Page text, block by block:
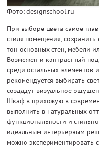
Фото: designschool.ru
При выборе цвета самое
стиля помещения,
тон основных стен, мебели
Возможен и контрастный
среди остальных элементов
рекомендуется выбирать
создадут визуальное
Шкаф в прихожую в
выполнить в натуральных
функциональности и
идеальным интерьерным
можно